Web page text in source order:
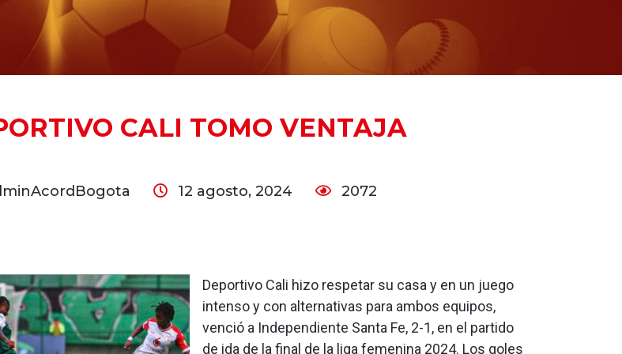
CALI TOMO VENTAJA
12 agosto, 2024 2072
Deportivo Cali hizo respetar su casa y en un juego
intenso y con alternativas para ambos equipos,
venció a Independiente Santa Fe, 2-1, en el partido
de ida de la final de la liga femenina 2024. Los goles